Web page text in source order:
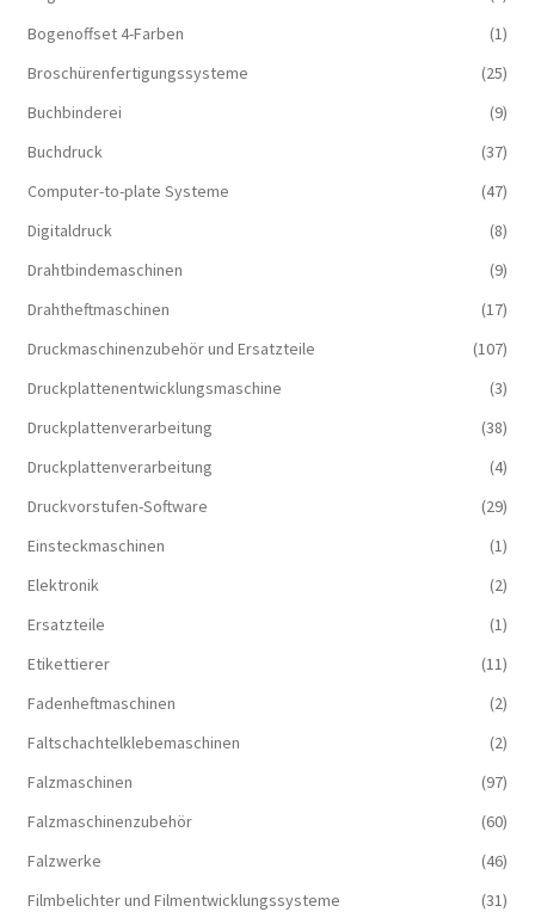
Bogenoffset 4-Farben
(1)
Broschürenfertigungssysteme
(25)
Buchbinderei
(9)
Buchdruck
(37)
Computer-to-plate Systeme
(47)
Digitaldruck
(8)
Drahtbindemaschinen
(9)
Drahtheftmaschinen
(17)
Druckmaschinenzubehör und Ersatzteile
(107)
Druckplattenentwicklungsmaschine
(3)
Druckplattenverarbeitung
(38)
Druckplattenverarbeitung
(4)
Druckvorstufen-Software
(29)
Einsteckmaschinen
(1)
Elektronik
(2)
Ersatzteile
(1)
Etikettierer
(11)
Fadenheftmaschinen
(2)
Faltschachtelklebemaschinen
(2)
Falzmaschinen
(97)
Falzmaschinenzubehör
(60)
Falzwerke
(46)
Filmbelichter und Filmentwicklungssysteme
(31)